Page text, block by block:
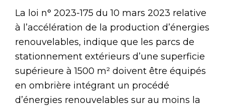
La loi n° 2023-175 du 10 mars 2023 relative
à l’accélération de la production d’énergies
renouvelables, indique que les parcs de
stationnement extérieurs d’une superficie
supérieure à 1500 m² doivent être équipés
en ombrière intégrant un procédé
d’énergies renouvelables sur au moins la